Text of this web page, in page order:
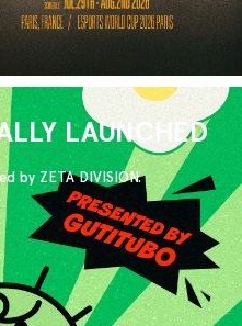
LAUNCHED
by ZETA DIVISION.